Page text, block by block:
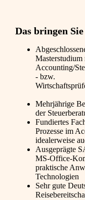
Das bringen
Accounting/
- bzw.
Mehrjährige
der
Fundiertes
Prozesse im
idealerweise
Ausgeprägte
MS-Office-
praktische
Technologien
Sehr gute